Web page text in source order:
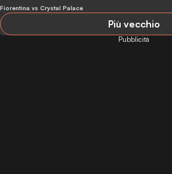
Fiorentina vs Crystal Palace
Più vecchio
Pubblicità